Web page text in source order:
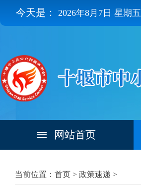
今天是： 2026年8月7日 星期五
网站首页
当前位置：首页 > 政策速递 >